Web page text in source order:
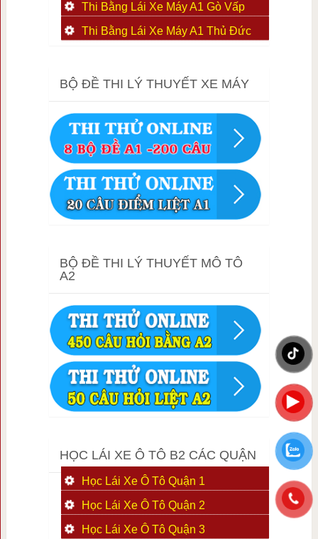
Thi Bằng Lái Xe Máy A1 Gò Vấp
Thi Bằng Lái Xe Máy A1 Thủ Đức
BỘ ĐỀ THI LÝ THUYẾT XE MÁY
BỘ ĐỀ THI LÝ THUYẾT MÔ TÔ
A2
HỌC LÁI XE Ô TÔ B2 CÁC QUẬN
Học Lái Xe Ô Tô Quận 1
Học Lái Xe Ô Tô Quận 2
Học Lái Xe Ô Tô Quận 3